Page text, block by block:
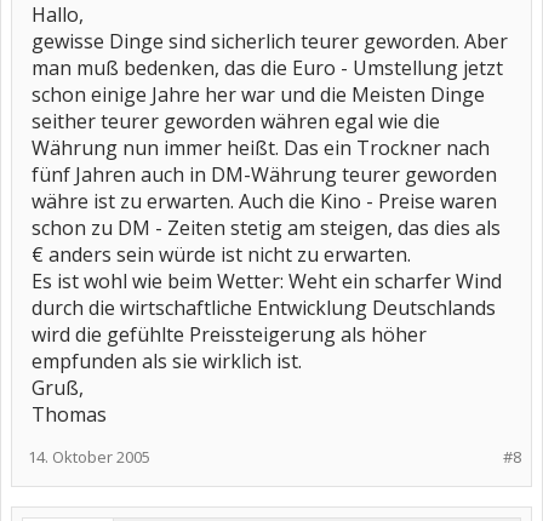
Versicherungen ...
Ich arbeite im öffentlichen Dienst. Durch eine
Gruppierungsumstellung würde ich, wenn ich jetzt neu anfangen
würde, pro Monat 220 Euro weniger verdienen, weil es bestimmte
Zulagen nicht mehr gibt und das Grundgehalt anders bemessen
wird! Dabei arbeite ich "nur" 19 Stunden die Woche -
bei einer Vollzeitkraft wäre die Differenz noch höher!
Das ist einfach irre. Zudem sind viel mehr Sachen privat zu zahlen,
und vorsorgen für das Alter soll man auch.
Es gibt immer mehr Familien, die finanziell nicht mehr zurecht
kommen. Oft nicht mal wegen Arbeitslosigkeit oder hoher
Schulden, sondern nur weil das Leben an sich so viel teurer
geworden ist. Ein einziges Gehalt reicht häufig nicht mehr aus, um
eine Familie ernähren zu können.
Liebe Grüße von Nixe
Hallo,
gewisse Dinge sind sicherlich teurer geworden. Aber
man muß bedenken, das die Euro - Umstellung jetzt
schon einige Jahre her war und die Meisten Dinge
seither teurer geworden währen egal wie die
Währung nun immer heißt. Das ein Trockner nach
fünf Jahren auch in DM-Währung teurer geworden
währe ist zu erwarten. Auch die Kino - Preise waren
schon zu DM - Zeiten stetig am steigen, das dies als
€ anders sein würde ist nicht zu erwarten.
Es ist wohl wie beim Wetter: Weht ein scharfer Wind
durch die wirtschaftliche Entwicklung Deutschlands
wird die gefühlte Preissteigerung als höher
empfunden als sie wirklich ist.
Gruß,
Thomas
#8
14. Oktober 2005